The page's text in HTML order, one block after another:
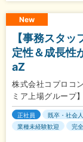
New
【事務スタ
定性＆成長性
aZ
株式会社コプロコ
ミア上場グループ】
正社員 既卒・社会
業種未経験歓迎
完